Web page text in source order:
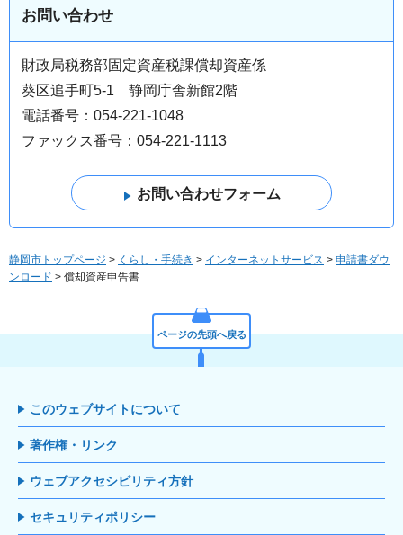
お問い合わせ
財政局税務部固定資産税課償却資産係
葵区追手町5-1 静岡庁舎新館2階
電話番号：054-221-1048
ファックス番号：054-221-1113
静岡市トップページ > くらし・手続き > インターネットサービス > 申請書ダウ
ンロード > 償却資産申告書
ページの先頭へ戻る
このウェブサイトについて
著作権・リンク
ウェブアクセシビリティ方針
セキュリティポリシー